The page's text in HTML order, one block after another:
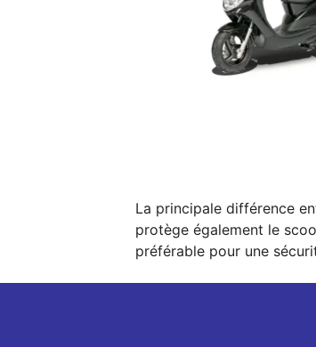
La principale différence
protège également le
préférable pour une